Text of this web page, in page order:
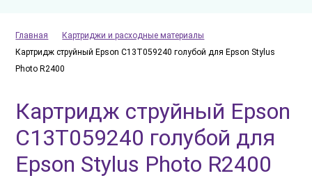
Главная
Картриджи и расходные материалы
Картридж струйный Epson C13T059240 голубой для Epson Stylus
Photo R2400
Картридж струйный Epson
C13T059240 голубой для
Epson Stylus Photo R2400